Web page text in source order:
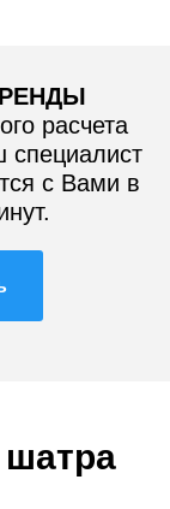
расчета
с Вами в
шатра